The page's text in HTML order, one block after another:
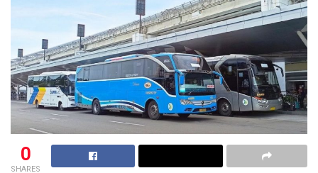
0
SHARES